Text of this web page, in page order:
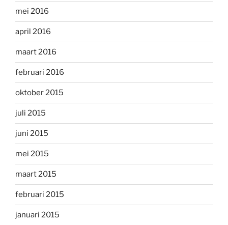
mei 2016
april 2016
maart 2016
februari 2016
oktober 2015
juli 2015
juni 2015
mei 2015
maart 2015
februari 2015
januari 2015